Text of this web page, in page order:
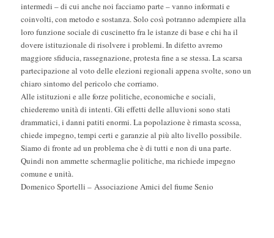
intermedi – di cui anche noi facciamo parte – vanno informati e
coinvolti, con metodo e sostanza. Solo così potranno adempiere alla
loro funzione sociale di cuscinetto fra le istanze di base e chi ha il
dovere istituzionale di risolvere i problemi. In difetto avremo
maggiore sfiducia, rassegnazione, protesta fine a se stessa. La scarsa
partecipazione al voto delle elezioni regionali appena svolte, sono un
chiaro sintomo del pericolo che corriamo.
Alle istituzioni e alle forze politiche, economiche e sociali,
chiederemo unità di intenti. Gli effetti delle alluvioni sono stati
drammatici, i danni patiti enormi. La popolazione è rimasta scossa,
chiede impegno, tempi certi e garanzie al più alto livello possibile.
Siamo di fronte ad un problema che è di tutti e non di una parte.
Quindi non ammette schermaglie politiche, ma richiede impegno
comune e unità.
Domenico Sportelli – Associazione Amici del fiume Senio